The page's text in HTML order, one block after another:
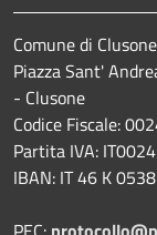
Comune di Clusone
Piazza Sant'
- Clusone
Codice Fiscale:
Partita IVA:
IBAN: IT 46 K